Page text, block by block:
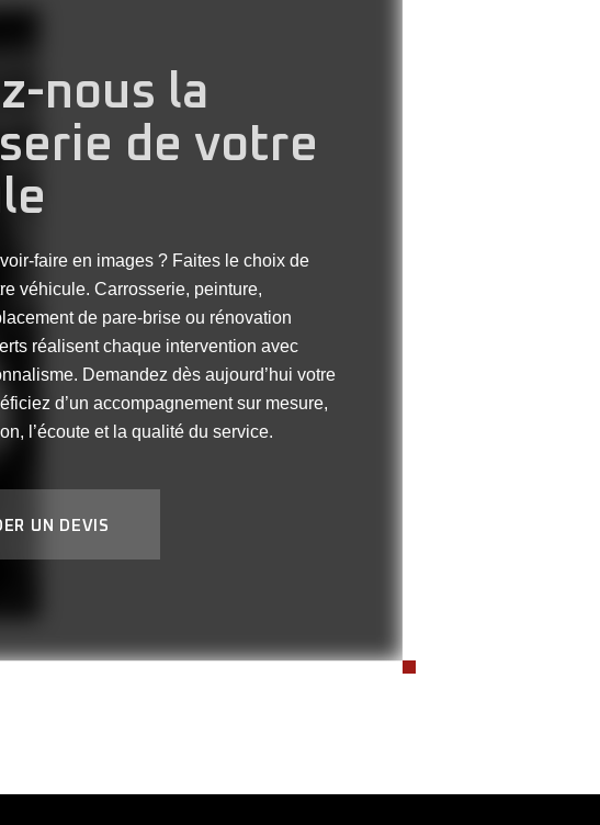
nous la
de votre
faire en images ? Faites le choix de
véhicule. Carrosserie, peinture,
de pare-brise ou rénovation
réalisent chaque intervention avec
Demandez dès aujourd’hui votre
d’un accompagnement sur mesure,
l’écoute et la qualité du service.
UN DEVIS